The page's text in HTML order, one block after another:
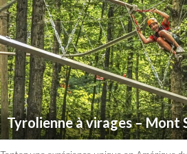
Tyrolienne à virages – Mont